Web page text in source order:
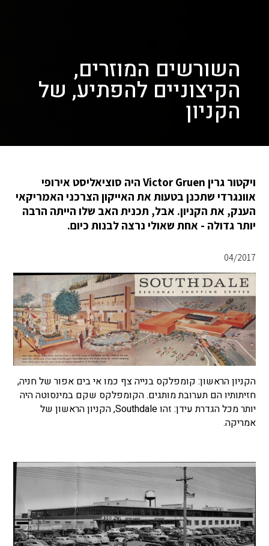
השורשים המוזרים,
הקיצוניים להפתיע, של
הקניון
ויקטור גרין Victor Gruen היה סוציאליסט אירופי
אוונגרדי שתכנן בטעות את האייקון הצרכני האמריקאי
הענק, את הקניון. אבל, תכנית האב שלו הייתה הרבה
יותר גדולה - אחת שאולי נרצה לבנות כיום.
04/2017
הקניון הראשון: קומפלקס בנייה צף כמו אי בים אפור של חניה,
חזיתותיו הם תערובת מותגים. הקומפלקס שקם במינסוטה היה
יותר מכל הגדרת עידן: זהו Southdale, הקניון הראשון של
אמריקה.